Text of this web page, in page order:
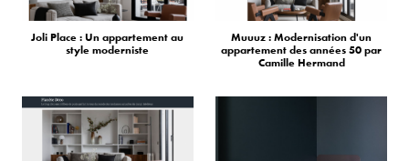
Joli Place : Un appartement au
style moderniste
Muuuz : Modernisation d'un
appartement des années 50 par
Camille Hermand